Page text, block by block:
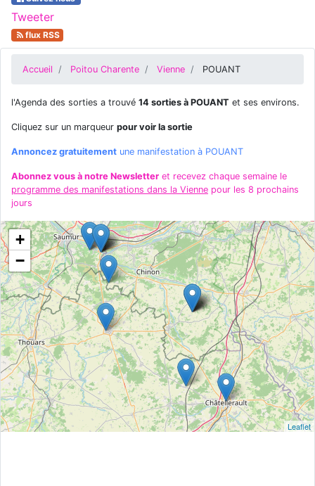
Tweeter
flux RSS
Accueil Poitou Charente Vienne POUANT
l'Agenda des sorties a trouvé 14 sorties à POUANT et ses environs.
Cliquez sur un marqueur pour voir la sortie
Annoncez gratuitement une manifestation à POUANT
Abonnez vous à notre Newsletter et recevez chaque semaine le
programme des manifestations dans la Vienne pour les 8 prochains
jours
+
−
Leaflet